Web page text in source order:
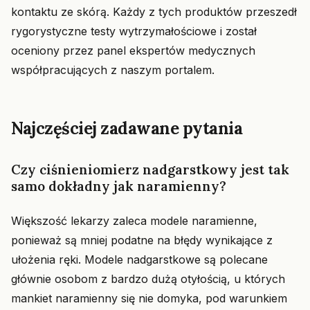
kontaktu ze skórą. Każdy z tych produktów przeszedł
rygorystyczne testy wytrzymałościowe i został
oceniony przez panel ekspertów medycznych
współpracujących z naszym portalem.
Najczęściej zadawane pytania
Czy ciśnieniomierz nadgarstkowy jest tak
samo dokładny jak naramienny?
Większość lekarzy zaleca modele naramienne,
ponieważ są mniej podatne na błędy wynikające z
ułożenia ręki. Modele nadgarstkowe są polecane
głównie osobom z bardzo dużą otyłością, u których
mankiet naramienny się nie domyka, pod warunkiem